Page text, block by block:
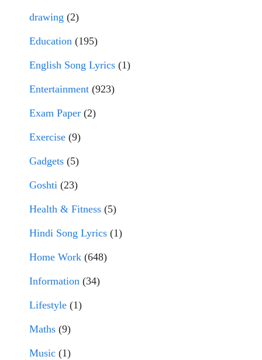
drawing (2)
Education (195)
English Song Lyrics (1)
Entertainment (923)
Exam Paper (2)
Exercise (9)
Gadgets (5)
Goshti (23)
Health & Fitness (5)
Hindi Song Lyrics (1)
Home Work (648)
Information (34)
Lifestyle (1)
Maths (9)
Music (1)